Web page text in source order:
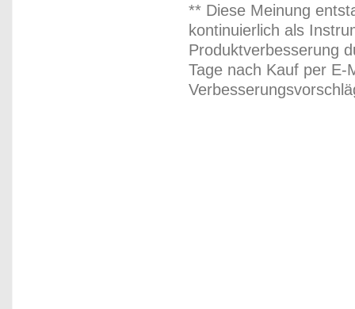
** Diese Meinung
kontinuierlich als
Produktverbesserung
Tage nach Kauf per E-